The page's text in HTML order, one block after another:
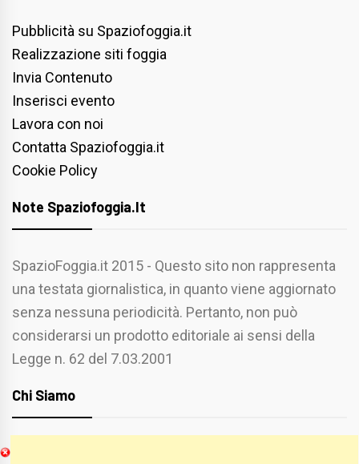
Pubblicità su Spaziofoggia.it
Realizzazione siti foggia
Invia Contenuto
Inserisci evento
Lavora con noi
Contatta Spaziofoggia.it
Cookie Policy
Note Spaziofoggia.it
SpazioFoggia.it 2015 - Questo sito non rappresenta
una testata giornalistica, in quanto viene aggiornato
senza nessuna periodicità. Pertanto, non può
considerarsi un prodotto editoriale ai sensi della
Legge n. 62 del 7.03.2001
Chi Siamo